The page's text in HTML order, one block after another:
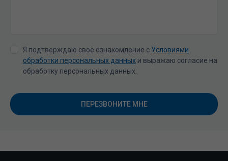
Я подтверждаю своё ознакомление с Условиями
обработки персональных данных и выражаю согласие на
обработку персональных данных.
ПЕРЕЗВОНИТЕ МНЕ